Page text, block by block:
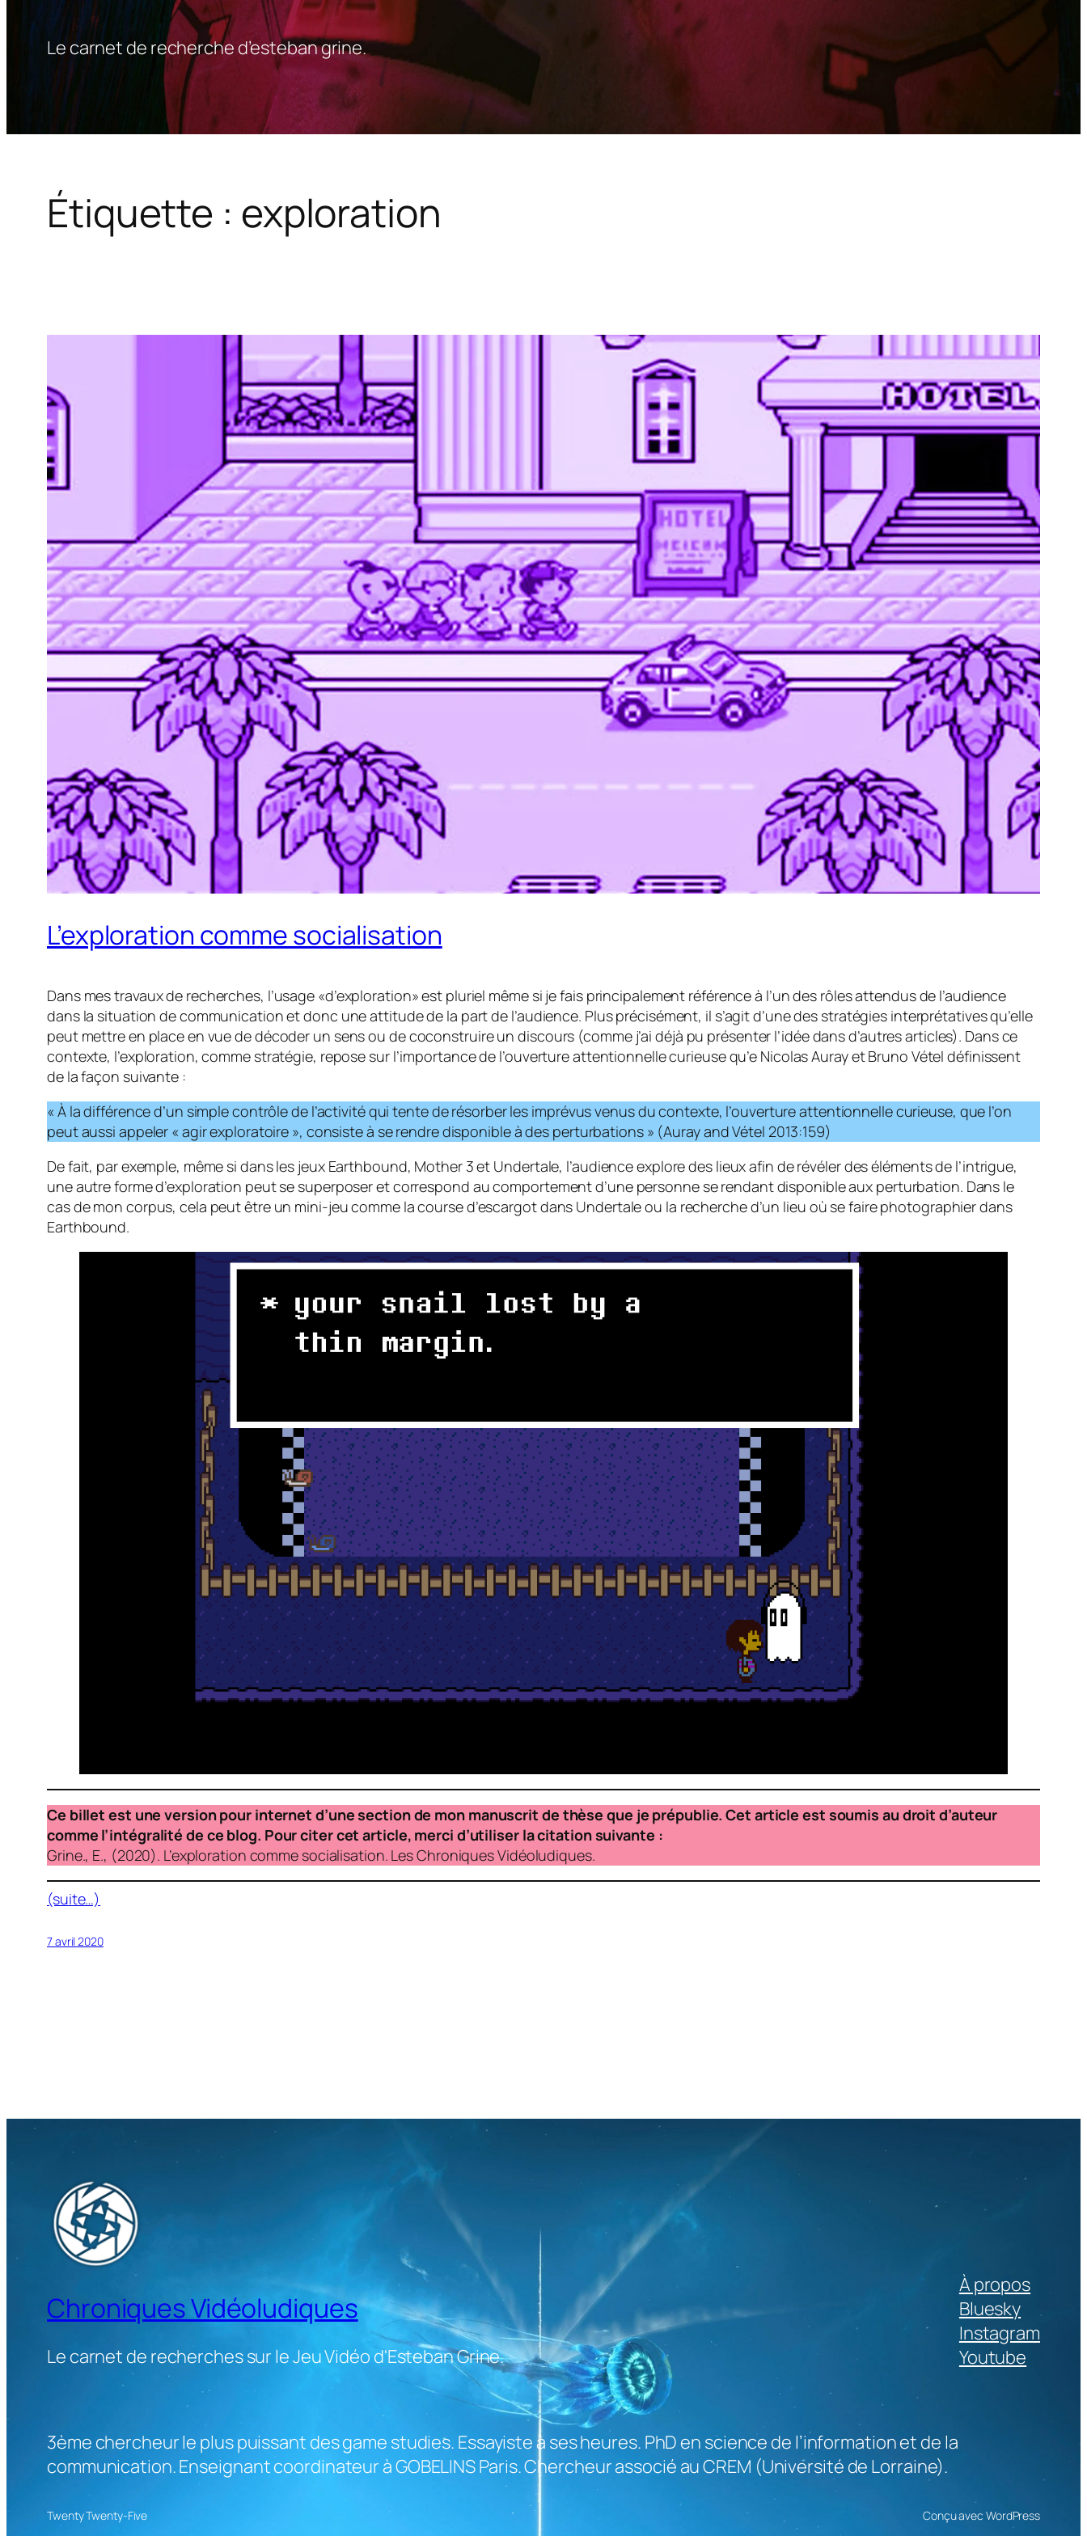
Le carnet de recherche d’esteban grine.
Étiquette : exploration
L’exploration comme socialisation
Dans mes travaux de recherches, l’usage «d’exploration» est pluriel même si je fais principalement référence à l’un des rôles attendus de l’audience
dans la situation de communication et donc une attitude de la part de l’audience. Plus précisément, il s’agit d’une des stratégies interprétatives qu’elle
peut mettre en place en vue de décoder un sens ou de coconstruire un discours (comme j’ai déjà pu présenter l’idée dans d’autres articles). Dans ce
contexte, l’exploration, comme stratégie, repose sur l’importance de l’ouverture attentionnelle curieuse qu’e Nicolas Auray et Bruno Vétel définissent
de la façon suivante :
« À la différence d’un simple contrôle de l’activité qui tente de résorber les imprévus venus du contexte, l’ouverture attentionnelle curieuse, que l’on
peut aussi appeler « agir exploratoire », consiste à se rendre disponible à des perturbations » (Auray and Vétel 2013:159)
De fait, par exemple, même si dans les jeux Earthbound, Mother 3 et Undertale, l’audience explore des lieux afin de révéler des éléments de l’intrigue,
une autre forme d’exploration peut se superposer et correspond au comportement d’une personne se rendant disponible aux perturbation. Dans le
cas de mon corpus, cela peut être un mini-jeu comme la course d’escargot dans Undertale ou la recherche d’un lieu où se faire photographier dans
Earthbound.
Ce billet est une version pour internet d’une section de mon manuscrit de thèse que je prépublie. Cet article est soumis au droit d’auteur
comme l’intégralité de ce blog. Pour citer cet article, merci d’utiliser la citation suivante :
Grine., E., (2020). L’exploration comme socialisation. Les Chroniques Vidéoludiques.
(suite…)
7 avril 2020
Chroniques Vidéoludiques
Le carnet de recherches sur le Jeu Vidéo d'Esteban Grine.
À propos
Bluesky
Instagram
Youtube
3ème chercheur le plus puissant des game studies. Essayiste à ses heures. PhD en science de l’information et de la
communication. Enseignant coordinateur à GOBELINS Paris. Chercheur associé au CREM (Université de Lorraine).
Twenty Twenty-Five Conçu avec WordPress